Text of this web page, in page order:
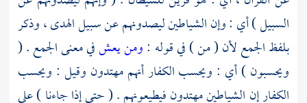
السبيل ) أي : وإن الشياطين ليصدونهم عن سبيل الهدى ، وذكر
بلفظ الجمع لأن ( من ) في قوله :ومن يعشفي معنى الجمع . (
ويحسبون ) أي : ويحسب الكفار أنهم مهتدون وقيل : ويحسب
الكفار إن الشياطين مهتدون فيطيعونهم . ( حتى إذا جاءنا ) على